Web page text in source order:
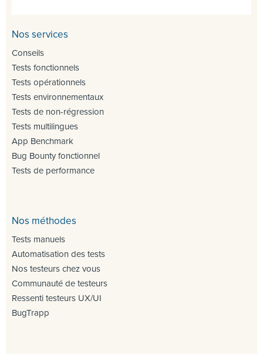
Nos services
Conseils
Tests fonctionnels
Tests opérationnels
Tests environnementaux
Tests de non-régression
Tests multilingues
App Benchmark
Bug Bounty fonctionnel
Tests de performance
Nos méthodes
Tests manuels
Automatisation des tests
Nos testeurs chez vous
Communauté de testeurs
Ressenti testeurs UX/UI
BugTrapp